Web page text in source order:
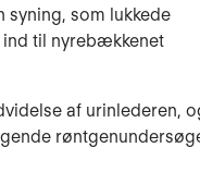
som lukkede
ind til nyrebækkenet
af urinlederen,